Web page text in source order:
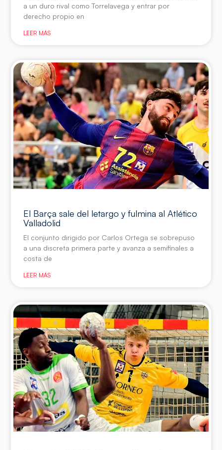
a un duro rival como Torrelavega y entrar por
derecho propio en
LEER MÁS
El Barça sale del letargo y fulmina al Atlético
Valladolid
El conjunto dirigido por Carlos Ortega se sobrepuso
a una discreta primera parte y avanza a semifinales a
costa de
LEER MÁS